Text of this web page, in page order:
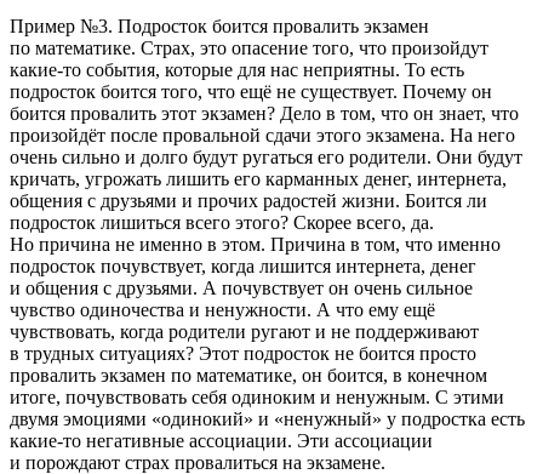
Пример №3. Подросток боится провалить экзамен
по математике. Страх, это опасение того, что произойдут
какие-то события, которые для нас неприятны. То есть
подросток боится того, что ещё не существует. Почему он
боится провалить этот экзамен? Дело в том, что он знает, что
произойдёт после провальной сдачи этого экзамена. На него
очень сильно и долго будут ругаться его родители. Они будут
кричать, угрожать лишить его карманных денег, интернета,
общения с друзьями и прочих радостей жизни. Боится ли
подросток лишиться всего этого? Скорее всего, да.
Но причина не именно в этом. Причина в том, что именно
подросток почувствует, когда лишится интернета, денег
и общения с друзьями. А почувствует он очень сильное
чувство одиночества и ненужности. А что ему ещё
чувствовать, когда родители ругают и не поддерживают
в трудных ситуациях? Этот подросток не боится просто
провалить экзамен по математике, он боится, в конечном
итоге, почувствовать себя одиноким и ненужным. С этими
двумя эмоциями «одинокий» и «ненужный» у подростка есть
какие-то негативные ассоциации. Эти ассоциации
и порождают страх провалиться на экзамене.